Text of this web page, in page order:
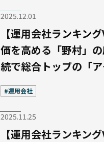
2025.12.01
【運用会社ランキン
価を高める「野村」
続で総合トップの「
#運用会社
2025.11.25
【運用会社ランキン